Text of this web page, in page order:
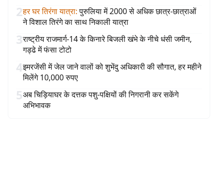
2हर घर तिरंगा यात्रा: पुरुलिया में 2000 से अधिक छात्र-छात्राओं
ने विशाल तिरंगे का साथ निकाली यात्रा
3राष्ट्रीय राजमार्ग-14 के किनारे बिजली खंभे के नीचे धंसी जमीन,
गड्ढे में फंसा टोटो
4इमरजेंसी में जेल जाने वालों को शुभेंदु अधिकारी की सौगात, हर महीने
मिलेंगे 10,000 रुपए
5अब चिड़ियाघर के दत्तक पशु-पक्षियों की निगरानी कर सकेंगे
अभिभावक